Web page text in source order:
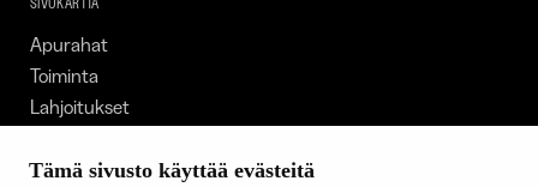
Tämä sivusto käyttää evästeitä
Apurahat
Toiminta
Lahjoitukset
Ajankohtaista